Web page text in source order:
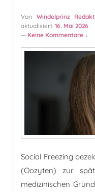
Von Windelprinz
aktualisiert:16. Mai 2026
— Keine Kommentare ↓
Social Freezing
(Oozyten) zur
medizinischen